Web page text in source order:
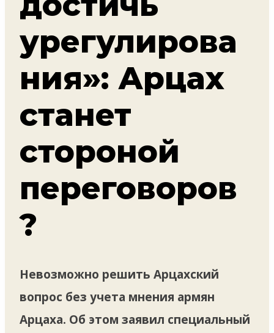
урегулирова
ния»: Арцах
станет
стороной
переговоров
?
Невозможно решить Арцахский
вопрос без учета мнения армян
Арцаха. Об этом заявил специальный